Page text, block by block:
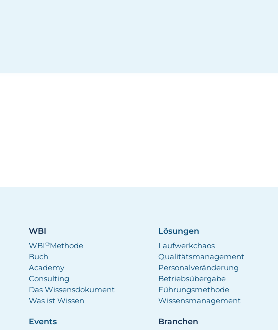
WBI
WBI®Methode
Buch
Academy
Consulting
Das Wissensdokument
Was ist Wissen
Events
Lösungen
Laufwerkchaos
Qualitätsmanagement
Personalveränderung
Betriebsübergabe
Führungsmethode
Wissensmanagement
Branchen